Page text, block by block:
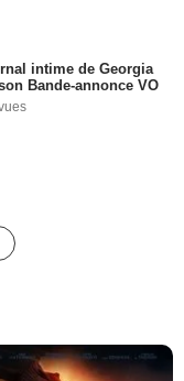
intime de Georgia
Bande-annonce VO